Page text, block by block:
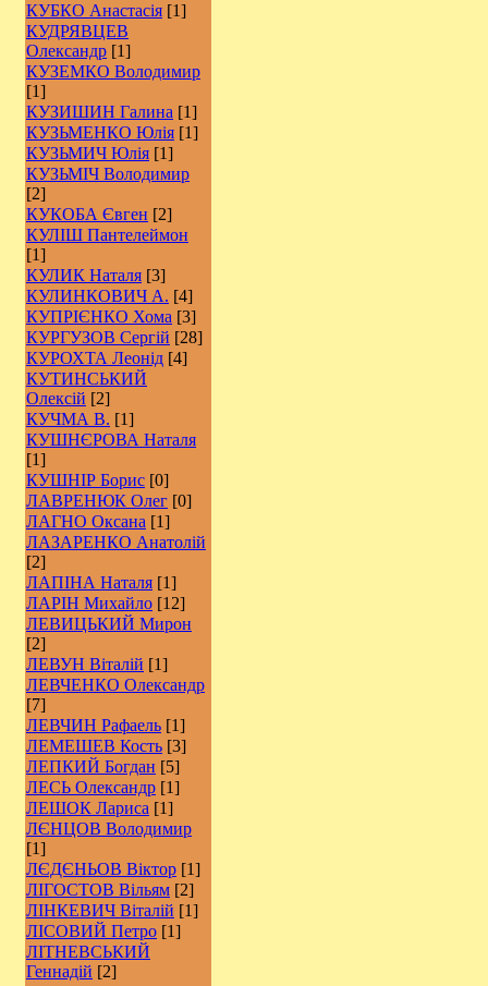
КУБКО Анастасія [1]
КУДРЯВЦЕВ
Олександр [1]
КУЗЕМКО Володимир
[1]
КУЗИШИН Галина [1]
КУЗЬМЕНКО Юлія [1]
КУЗЬМИЧ Юлія [1]
КУЗЬМІЧ Володимир
[2]
КУКОБА Євген [2]
КУЛІШ Пантелеймон
[1]
КУЛИК Наталя [3]
КУЛИНКОВИЧ А. [4]
КУПРІЄНКО Хома [3]
КУРГУЗОВ Сергій [28]
КУРОХТА Леонід [4]
КУТИНСЬКИЙ
Олексій [2]
КУЧМА В. [1]
КУШНЄРОВА Наталя
[1]
КУШНІР Борис [0]
ЛАВРЕНЮК Олег [0]
ЛАГНО Оксана [1]
ЛАЗАРЕНКО Анатолій
[2]
ЛАПІНА Наталя [1]
ЛАРІН Михайло [12]
ЛЕВИЦЬКИЙ Мирон
[2]
ЛЕВУН Віталій [1]
ЛЕВЧЕНКО Олександр
[7]
ЛЕВЧИН Рафаель [1]
ЛЕМЕШЕВ Кость [3]
ЛЕПКИЙ Богдан [5]
ЛЕСЬ Олександр [1]
ЛЕШОК Лариса [1]
ЛЄНЦОВ Володимир
[1]
ЛЄДЄНЬОВ Віктор [1]
ЛІГОСТОВ Вільям [2]
ЛІНКЕВИЧ Віталій [1]
ЛІСОВИЙ Петро [1]
ЛІТНЕВСЬКИЙ
Геннадій [2]